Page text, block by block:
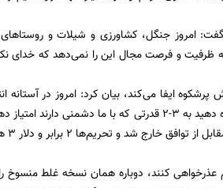
امروز جنگل، کشاورزی و شیلات و
ظرفیت و فرصت مجال این را نمی‌دهد که خدای
پرشکوه ایفا می‌کند، بیان کرد: امروز در
که وجود دارد را چگونه حل می‌کنید، می‌گفتند اجازه دهید به 3-2
۲ برابر و دلار ۳ هزار تومانی ۳۰‌ هزار تومان شد.
عذرخواهی کنند، دوباره همان نسخه غلط